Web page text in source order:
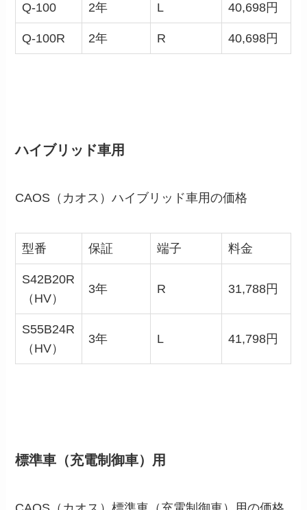
Q-100 2年 L 40,698円
Q-100R 2年 R 40,698円
ハイブリッド車用
CAOS（カオス）ハイブリッド車用の価格
型番 保証 端子 料金
S42B20R
（HV）
3年 R 31,788円
S55B24R
（HV）
3年 L 41,798円
標準車（充電制御車）用